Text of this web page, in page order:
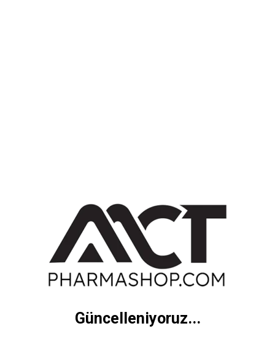
Güncelleniyoruz...